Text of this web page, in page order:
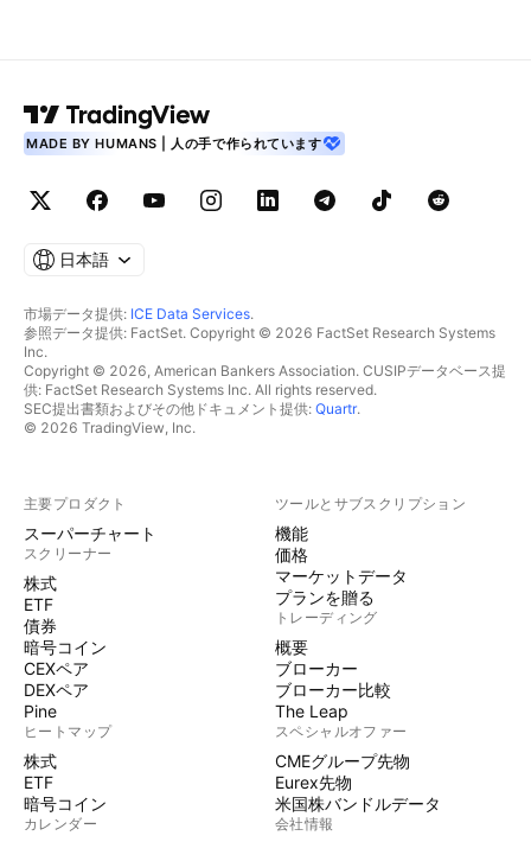
MADE BY HUMANS | 人の手で作られています
日本語
市場データ提供: ICE Data Services.
参照データ提供: FactSet. Copyright © 2026 FactSet Research Systems
Inc.
Copyright © 2026, American Bankers Association. CUSIPデータベース提
供: FactSet Research Systems Inc. All rights reserved.
SEC提出書類およびその他ドキュメント提供: Quartr.
© 2026 TradingView, Inc.
主要プロダクト
スーパーチャート
スクリーナー
株式
ETF
債券
暗号コイン
CEXペア
DEXペア
Pine
ヒートマップ
株式
ETF
暗号コイン
カレンダー
ツールとサブスクリプション
機能
価格
マーケットデータ
プランを贈る
トレーディング
概要
ブローカー
ブローカー比較
The Leap
スペシャルオファー
CMEグループ先物
Eurex先物
米国株バンドルデータ
会社情報